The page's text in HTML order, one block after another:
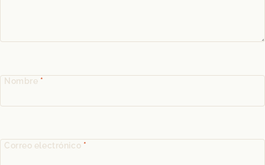
Nombre *
Correo electrónico *